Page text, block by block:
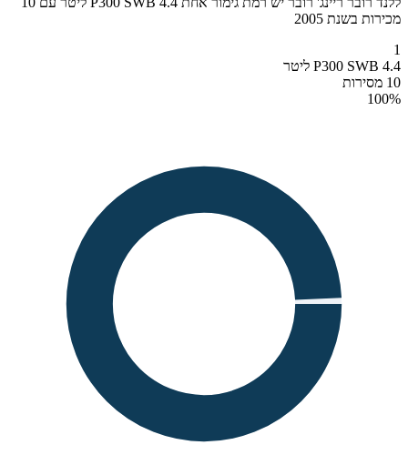
מכירות בשנת 2005
1
P300 SWB 4.4 ליטר
10 מסירות
100%